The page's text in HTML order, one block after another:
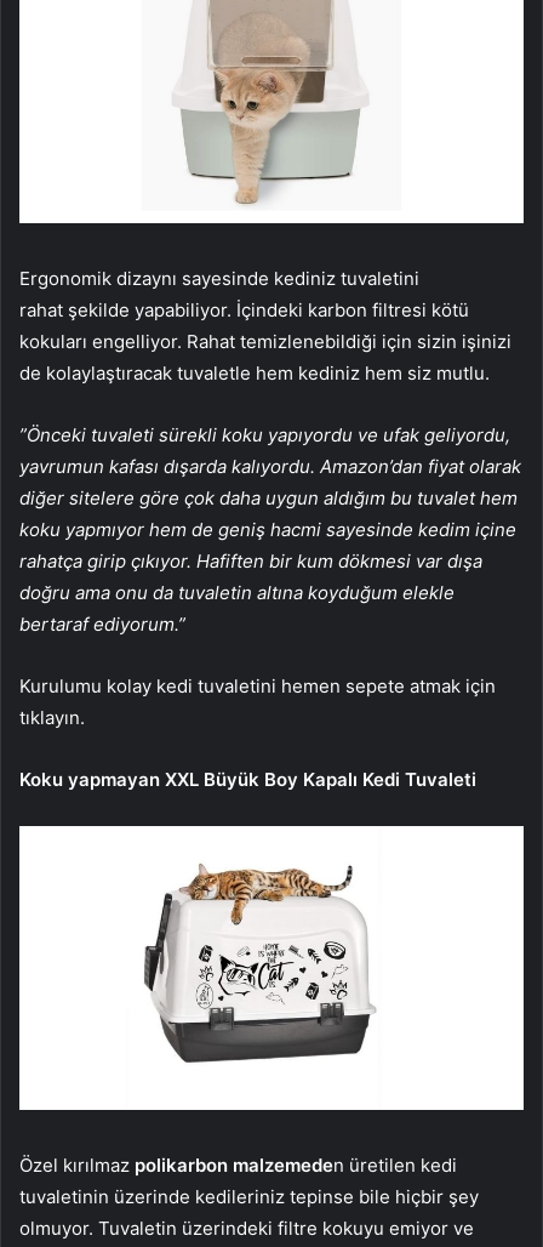
Ergonomik dizaynı sayesinde kediniz tuvaletini
rahat şekilde yapabiliyor. İçindeki karbon filtresi kötü
kokuları engelliyor. Rahat temizlenebildiği için sizin işinizi
de kolaylaştıracak tuvaletle hem kediniz hem siz mutlu.
”Önceki tuvaleti sürekli koku yapıyordu ve ufak geliyordu,
yavrumun kafası dışarda kalıyordu. Amazon’dan fiyat olarak
diğer sitelere göre çok daha uygun aldığım bu tuvalet hem
koku yapmıyor hem de geniş hacmi sayesinde kedim içine
rahatça girip çıkıyor. Hafiften bir kum dökmesi var dışa
doğru ama onu da tuvaletin altına koyduğum elekle
bertaraf ediyorum.”
Kurulumu kolay kedi tuvaletini hemen sepete atmak için
tıklayın.
Koku yapmayan XXL Büyük Boy Kapalı Kedi Tuvaleti
Özel kırılmaz polikarbon malzemeden üretilen kedi
tuvaletinin üzerinde kedileriniz tepinse bile hiçbir şey
olmuyor. Tuvaletin üzerindeki filtre kokuyu emiyor ve